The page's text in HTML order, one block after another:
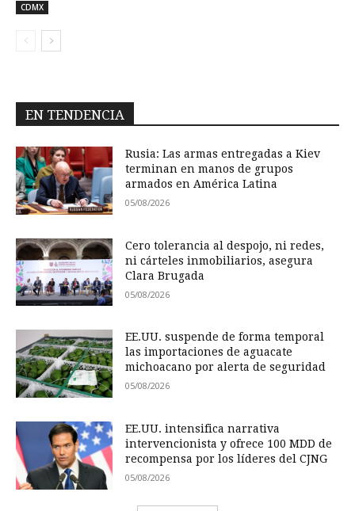
CDMX
EN TENDENCIA
Rusia: Las armas entregadas a Kiev
terminan en manos de grupos
armados en América Latina
05/08/2026
Cero tolerancia al despojo, ni redes,
ni cárteles inmobiliarios, asegura
Clara Brugada
05/08/2026
EE.UU. suspende de forma temporal
las importaciones de aguacate
michoacano por alerta de seguridad
05/08/2026
EE.UU. intensifica narrativa
intervencionista y ofrece 100 MDD de
recompensa por los líderes del CJNG
05/08/2026